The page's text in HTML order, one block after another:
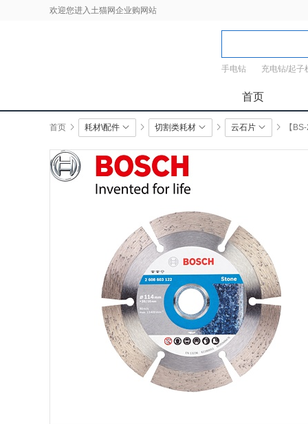
欢迎您进入土猫网企业购网站
手电钻 充电钻/起子
首页
首页 耗材\配件 切割类耗材 云石片 【